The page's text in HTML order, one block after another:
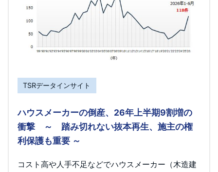
TSRデータインサイト
ハウスメーカーの倒産、26年上半期9割増の
衝撃 ～ 踏み切れない抜本再生、施主の権
利保護も重要 ～
コスト高や人手不足などでハウスメーカー（木造建